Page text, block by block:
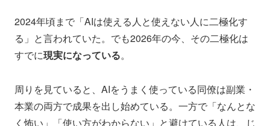
2024年頃まで「AIは使える人と使えない人に二極化す
る」と言われていた。でも2026年の今、その二極化は
すでに現実になっている。
周りを見ていると、AIをうまく使っている同僚は副業・
本業の両方で成果を出し始めている。一方で「なんとな
く怖い」「使い方がわからない」と避けている人は、じ